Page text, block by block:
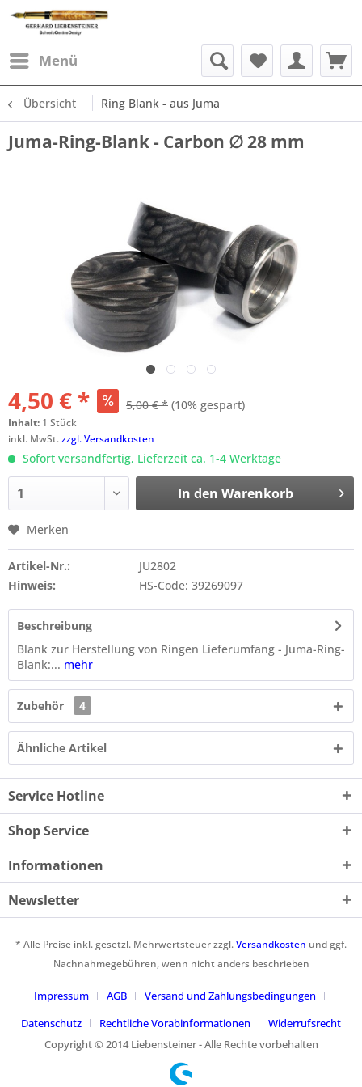
Menü
Übersicht Ring Blank - aus Juma
Juma-Ring-Blank - Carbon ∅ 28 mm
4,50 € * 5,00 € * (10% gespart)
Inhalt: 1 Stück
inkl. MwSt.zzgl. Versandkosten
Sofort versandfertig, Lieferzeit ca. 1-4 Werktage
In den Warenkorb
Merken
Artikel-Nr.:
JU2802
Hinweis:
HS-Code: 39269097
Beschreibung
Blank zur Herstellung von Ringen Lieferumfang - Juma-Ring-
Blank:... mehr
Zubehör 4
Ähnliche Artikel
Service Hotline
Shop Service
Informationen
Newsletter
* Alle Preise inkl. gesetzl. Mehrwertsteuer zzgl.Versandkosten und ggf.
Nachnahmegebühren, wenn nicht anders beschrieben
Impressum AGB
Versand und Zahlungsbedingungen
Datenschutz
Rechtliche Vorabinformationen
Widerrufsrecht
Copyright © 2014 Liebensteiner - Alle Rechte vorbehalten